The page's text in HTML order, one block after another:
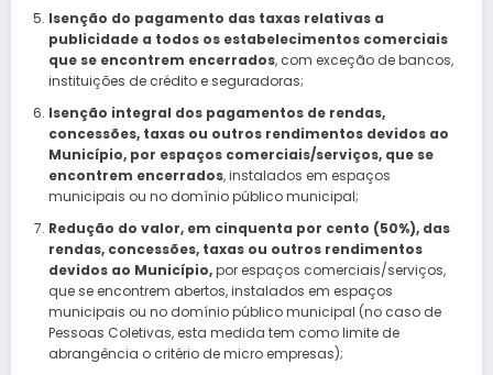
Isenção do pagamento das taxas relativas a
publicidade a todos os estabelecimentos comerciais
que se encontrem encerrados, com exceção de bancos,
instituições de crédito e seguradoras;
Isenção integral dos pagamentos de rendas,
concessões, taxas ou outros rendimentos devidos ao
Município, por espaços comerciais/serviços, que se
encontrem encerrados, instalados em espaços
municipais ou no domínio público municipal;
Redução do valor, em cinquenta por cento (50%), das
rendas, concessões, taxas ou outros rendimentos
devidos ao Município,por espaços comerciais/serviços,
que se encontrem abertos, instalados em espaços
municipais ou no domínio público municipal (no caso de
Pessoas Coletivas, esta medida tem como limite de
abrangência o critério de micro empresas);